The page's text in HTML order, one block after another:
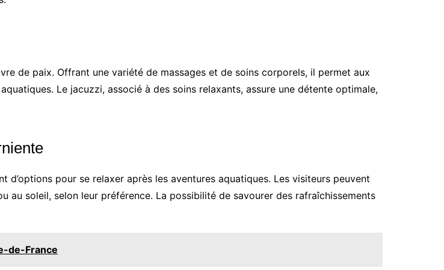
de paix. Offrant une variété de massages et de soins corporels, il permet aux
Le jacuzzi, associé à des soins relaxants, assure une détente optimale,
pour se relaxer après les aventures aquatiques. Les visiteurs peuvent
au soleil, selon leur préférence. La possibilité de savourer des rafraîchissements
de-France